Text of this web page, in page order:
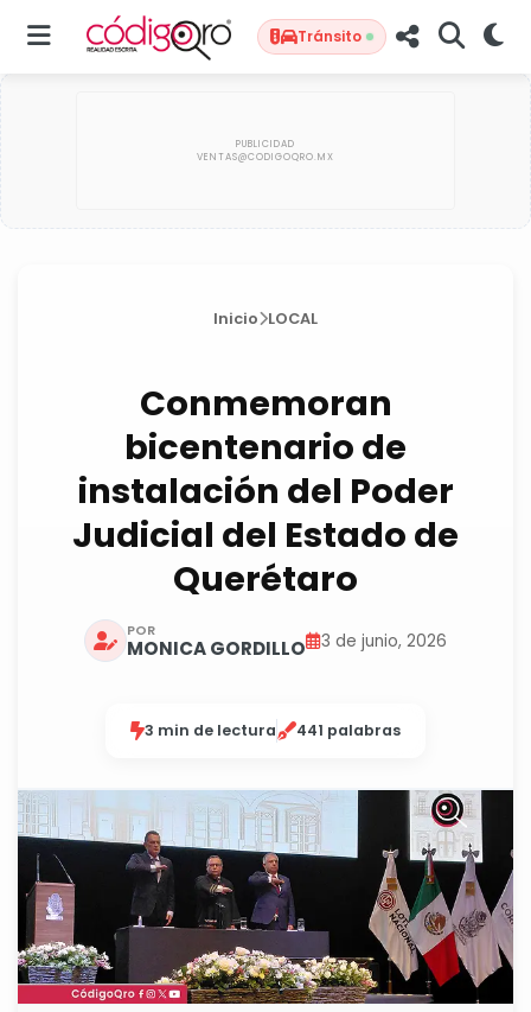
Tránsito
Inicio LOCAL
Conmemoran
bicentenario de
instalación del Poder
Judicial del Estado de
Querétaro
POR
MONICA GORDILLO 3 de junio, 2026
3 min de lectura 441 palabras